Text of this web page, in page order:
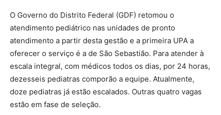
O Governo do Distrito Federal (GDF) retomou o
atendimento pediátrico nas unidades de pronto
atendimento a partir desta gestão e a primeira UPA a
oferecer o serviço é a de São Sebastião. Para atender à
escala integral, com médicos todos os dias, por 24 horas,
dezesseis pediatras comporão a equipe. Atualmente,
doze pediatras já estão escalados. Outras quatro vagas
estão em fase de seleção.